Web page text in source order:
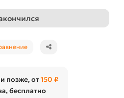
позже, от150 ₽
бесплатно